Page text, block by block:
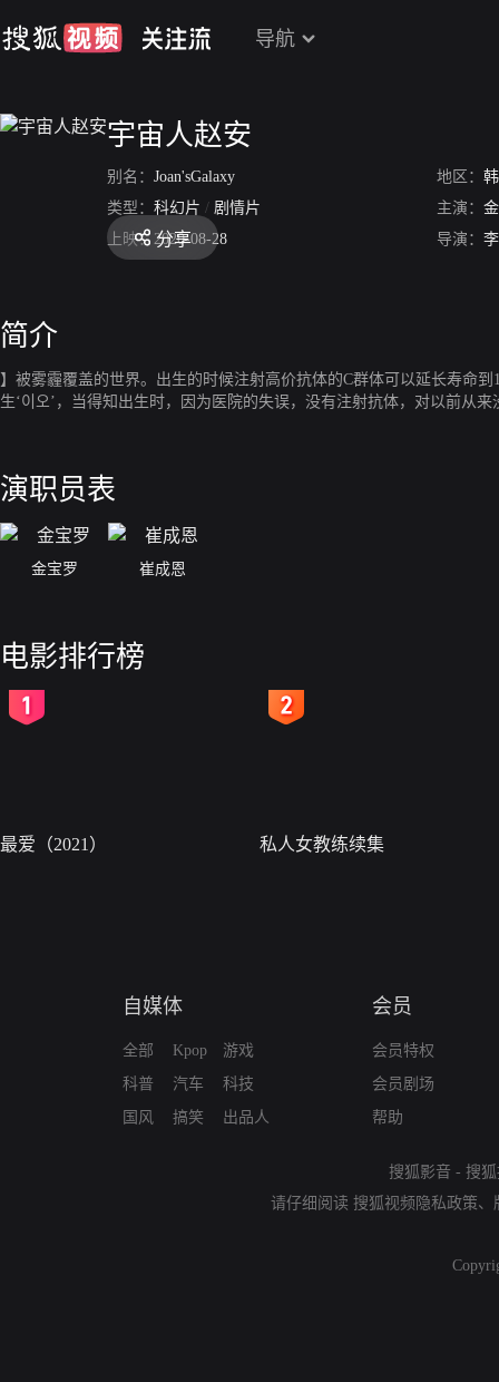
导航
宇宙人赵安
别名： Joan'sGalaxy 地区：
类型： 科幻片 / 剧情片 主演：
上映： 2020-08-28 导演：
分享
简介
】被雾霾覆盖的世界。出生的时候注射高价抗体的C群体可以延长寿命
生‘이오’，当得知出生时，因为医院的失误，没有注射抗体，对以前从
演职员表
金宝罗 崔成恩
电影排行榜
最爱（2021） 私人女教练续集
自媒体
全部
科普
国风
Kpop
汽车
搞笑
游戏
科技
出品人
会员
会员特权
会员剧场
帮助
搜狐影音 - 搜
请仔细阅读 搜狐视频隐私政策、